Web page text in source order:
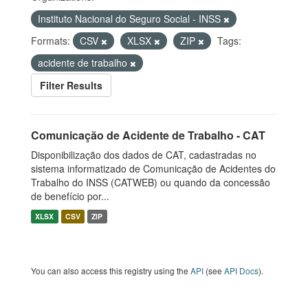
Instituto Nacional do Seguro Social - INSS
Formats:
CSV XLSX ZIP
Tags:
acidente de trabalho
Filter Results
Comunicação de Acidente de Trabalho - CAT
Disponibilização dos dados de CAT, cadastradas no
sistema informatizado de Comunicação de Acidentes do
Trabalho do INSS (CATWEB) ou quando da concessão
de benefício por...
XLSX CSV ZIP
You can also access this registry using the API (see API Docs).